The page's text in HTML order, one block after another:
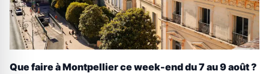
Que faire à Montpellier ce week-end du 7 au 9 août ?